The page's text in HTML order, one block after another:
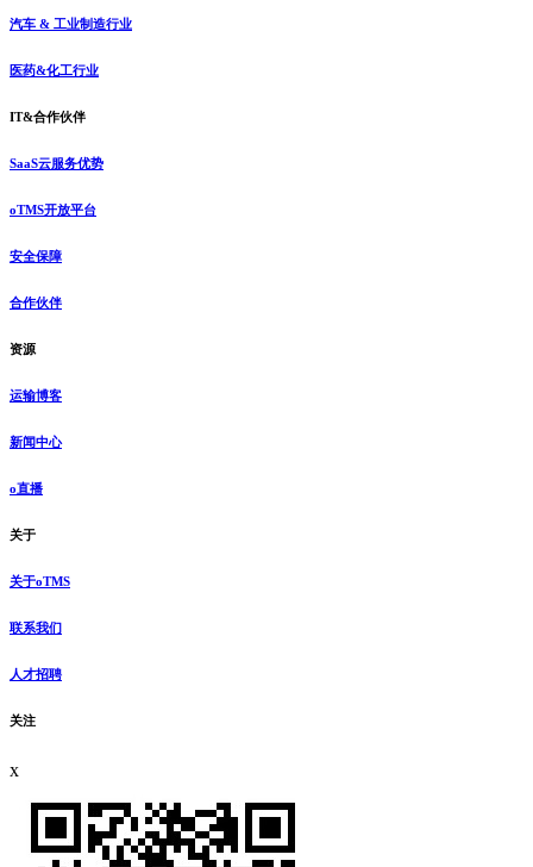
汽车 & 工业制造行业
医药&化工行业
IT&合作伙伴
SaaS云服务优势
oTMS开放平台
安全保障
合作伙伴
资源
运输博客
新闻中心
o直播
关于
关于oTMS
联系我们
人才招聘
关注
x